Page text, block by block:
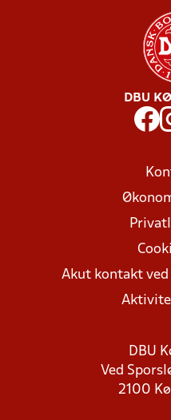
DBU
Akut kontakt
DBU
Ved
2100